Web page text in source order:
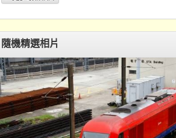
隨機精選相片